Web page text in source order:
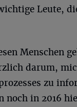
Leute,
Menschen
darum,
zu
noch in 2016